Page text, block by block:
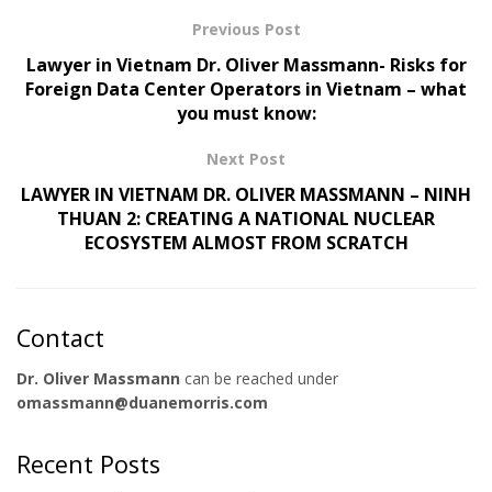
Previous Post
Lawyer in Vietnam Dr. Oliver Massmann- Risks for
Foreign Data Center Operators in Vietnam – what
you must know:
Next Post
LAWYER IN VIETNAM DR. OLIVER MASSMANN – NINH
THUAN 2: CREATING A NATIONAL NUCLEAR
ECOSYSTEM ALMOST FROM SCRATCH
Contact
Dr. Oliver Massmann can be reached under
omassmann@duanemorris.com
Recent Posts